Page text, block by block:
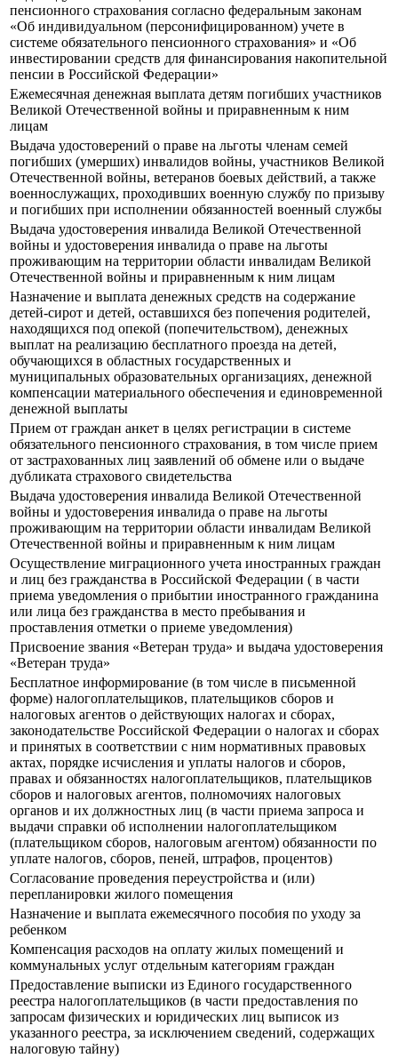
пенсионного страхования согласно федеральным законам
«Об индивидуальном (персонифицированном) учете в
системе обязательного пенсионного страхования» и «Об
инвестировании средств для финансирования накопительной
пенсии в Российской Федерации»
Ежемесячная денежная выплата детям погибших участников
Великой Отечественной войны и приравненным к ним
лицам
Выдача удостоверений о праве на льготы членам семей
погибших (умерших) инвалидов войны, участников Великой
Отечественной войны, ветеранов боевых действий, а также
военнослужащих, проходивших военную службу по призыву
и погибших при исполнении обязанностей военный службы
Выдача удостоверения инвалида Великой Отечественной
войны и удостоверения инвалида о праве на льготы
проживающим на территории области инвалидам Великой
Отечественной войны и приравненным к ним лицам
Назначение и выплата денежных средств на содержание
детей-сирот и детей, оставшихся без попечения родителей,
находящихся под опекой (попечительством), денежных
выплат на реализацию бесплатного проезда на детей,
обучающихся в областных государственных и
муниципальных образовательных организациях, денежной
компенсации материального обеспечения и единовременной
денежной выплаты
Прием от граждан анкет в целях регистрации в системе
обязательного пенсионного страхования, в том числе прием
от застрахованных лиц заявлений об обмене или о выдаче
дубликата страхового свидетельства
Выдача удостоверения инвалида Великой Отечественной
войны и удостоверения инвалида о праве на льготы
проживающим на территории области инвалидам Великой
Отечественной войны и приравненным к ним лицам
Осуществление миграционного учета иностранных граждан
и лиц без гражданства в Российской Федерации ( в части
приема уведомления о прибытии иностранного гражданина
или лица без гражданства в место пребывания и
проставления отметки о приеме уведомления)
Присвоение звания «Ветеран труда» и выдача удостоверения
«Ветеран труда»
Бесплатное информирование (в том числе в письменной
форме) налогоплательщиков, плательщиков сборов и
налоговых агентов о действующих налогах и сборах,
законодательстве Российской Федерации о налогах и сборах
и принятых в соответствии с ним нормативных правовых
актах, порядке исчисления и уплаты налогов и сборов,
правах и обязанностях налогоплательщиков, плательщиков
сборов и налоговых агентов, полномочиях налоговых
органов и их должностных лиц (в части приема запроса и
выдачи справки об исполнении налогоплательщиком
(плательщиком сборов, налоговым агентом) обязанности по
уплате налогов, сборов, пеней, штрафов, процентов)
Согласование проведения переустройства и (или)
перепланировки жилого помещения
Назначение и выплата ежемесячного пособия по уходу за
ребенком
Компенсация расходов на оплату жилых помещений и
коммунальных услуг отдельным категориям граждан
Предоставление выписки из Единого государственного
реестра налогоплательщиков (в части предоставления по
запросам физических и юридических лиц выписок из
указанного реестра, за исключением сведений, содержащих
налоговую тайну)